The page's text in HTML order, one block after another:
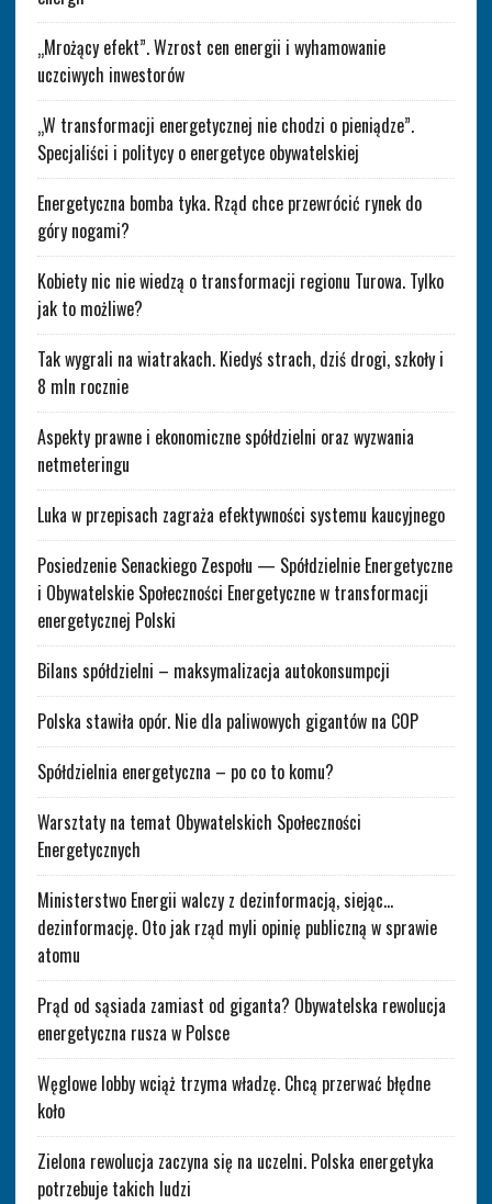
„Mrożący efekt”. Wzrost cen energii i wyhamowanie
uczciwych inwestorów
„W transformacji energetycznej nie chodzi o pieniądze”.
Specjaliści i politycy o energetyce obywatelskiej
Energetyczna bomba tyka. Rząd chce przewrócić rynek do
góry nogami?
Kobiety nic nie wiedzą o transformacji regionu Turowa. Tylko
jak to możliwe?
Tak wygrali na wiatrakach. Kiedyś strach, dziś drogi, szkoły i
8 mln rocznie
Aspekty prawne i ekonomiczne spółdzielni oraz wyzwania
netmeteringu
Luka w przepisach zagraża efektywności systemu kaucyjnego
Posiedzenie Senackiego Zespołu — Spółdzielnie Energetyczne
i Obywatelskie Społeczności Energetyczne w transformacji
energetycznej Polski
Bilans spółdzielni – maksymalizacja autokonsumpcji
Polska stawiła opór. Nie dla paliwowych gigantów na COP
Spółdzielnia energetyczna – po co to komu?
Warsztaty na temat Obywatelskich Społeczności
Energetycznych
Ministerstwo Energii walczy z dezinformacją, siejąc…
dezinformację. Oto jak rząd myli opinię publiczną w sprawie
atomu
Prąd od sąsiada zamiast od giganta? Obywatelska rewolucja
energetyczna rusza w Polsce
Węglowe lobby wciąż trzyma władzę. Chcą przerwać błędne
koło
Zielona rewolucja zaczyna się na uczelni. Polska energetyka
potrzebuje takich ludzi